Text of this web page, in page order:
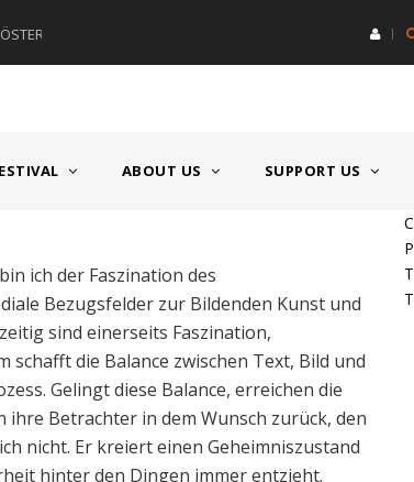
HAUPTPREIS
ABOUT US SUPPORT US
ich der Faszination des
Bezugsfelder zur Bildenden Kunst und
sind einerseits Faszination,
die Balance zwischen Text, Bild und
Gelingt diese Balance, erreichen die
ihre Betrachter in dem Wunsch zurück, den
nicht. Er kreiert einen Geheimniszustand
hinter den Dingen immer entzieht.